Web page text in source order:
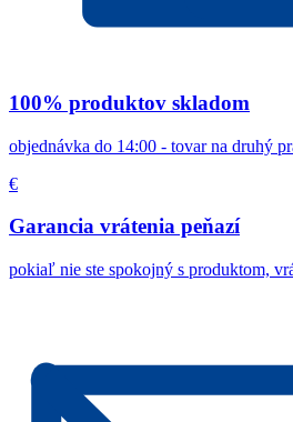
100% produktov skladom
objednávka do 14:00 - tovar na druhý
€
Garancia vrátenia peňazí
pokiaľ nie ste spokojný s produktom,